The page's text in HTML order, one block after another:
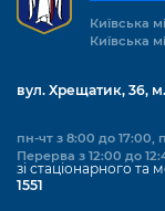
Київська
Київська
вул. Хрещатик, 36, м.
пн-чт з 8:00 до 17:00,
Перерва з 12:00 до
зі стаціонарного та
1551